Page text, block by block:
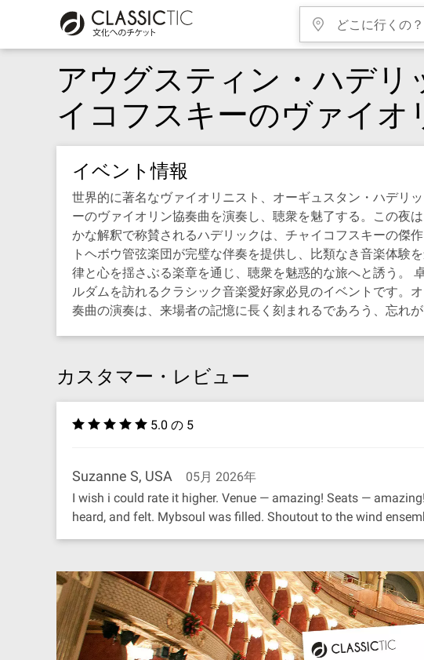
アウグスティン・ハデリ
イコフスキーのヴァイオ
イベント情報
世界的に著名なヴァイオリニスト、オーギュスタン・ハデリ
ーのヴァイオリン協奏曲を演奏し、聴衆を魅了する。この夜
かな解釈で称賛されるハデリックは、チャイコフスキーの傑
トヘボウ管弦楽団が完璧な伴奏を提供し、比類なき音楽体験
律と心を揺さぶる楽章を通じ、聴衆を魅惑的な旅へと誘う。
ルダムを訪れるクラシック音楽愛好家必見のイベントです。
奏曲の演奏は、来場者の記憶に長く刻まれるであろう、忘れ
カスタマー・レビュー
5.0 の 5
Suzanne S, USA
05月 2026年
I wish i could rate it higher. Venue — amazing! Seats —
heard, and felt. Mybsoul was filled. Shoutout to the wind